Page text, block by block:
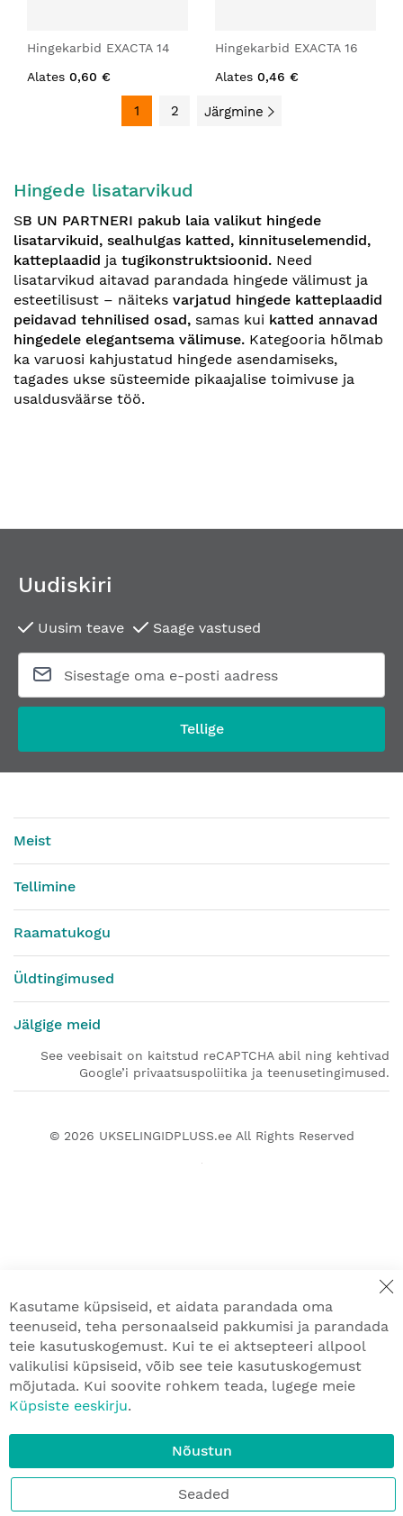
Hingekarbid EXACTA 14
Alates 0,60 €
Hingekarbid EXACTA 16
Alates 0,46 €
1 2 Järgmine
Hingede lisatarvikud
SB UN PARTNERI pakub laia valikut hingede
lisatarvikuid, sealhulgas katted, kinnituselemendid,
katteplaadid ja tugikonstruktsioonid. Need
lisatarvikud aitavad parandada hingede välimust ja
esteetilisust – näiteks varjatud hingede katteplaadid
peidavad tehnilised osad, samas kui katted annavad
hingedele elegantsema välimuse. Kategooria hõlmab
ka varuosi kahjustatud hingede asendamiseks,
tagades ukse süsteemide pikaajalise toimivuse ja
usaldusväärse töö.
Uudiskiri
Uusim teave Saage vastused
Tellige
Meist
Tellimine
Raamatukogu
Üldtingimused
Jälgige meid
See veebisait on kaitstud reCAPTCHA abil ning kehtivad
Google’i privaatsuspoliitika ja teenusetingimused.
© 2026 UKSELINGIDPLUSS.eeAll Rights Reserved
Kasutame küpsiseid, et aidata parandada oma
teenuseid, teha personaalseid pakkumisi ja parandada
teie kasutuskogemust. Kui te ei aktsepteeri allpool
valikulisi küpsiseid, võib see teie kasutuskogemust
mõjutada. Kui soovite rohkem teada, lugege meie
Küpsiste eeskirju.
Nõustun
Seaded